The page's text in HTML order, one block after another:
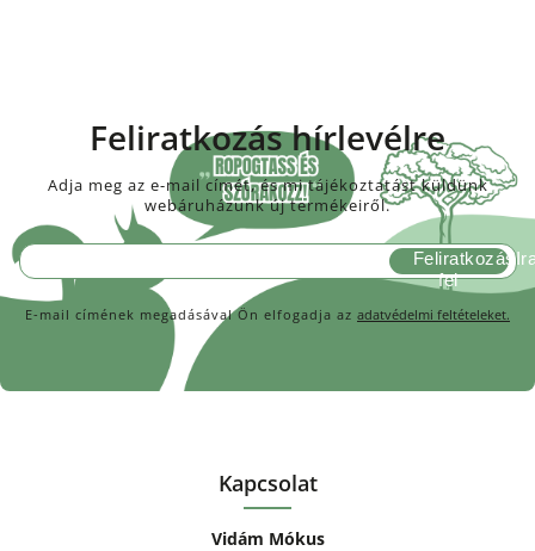
Kapcsolat
Vidám Mókus
Feliratkozás hírlevélre
Adja meg az e-mail címét, és mi tájékoztatást küldünk
webáruházunk új termékeiről.
E-mail címének megadásával Ön elfogadja az adatvédelmi feltételeket.
Feliratkozás